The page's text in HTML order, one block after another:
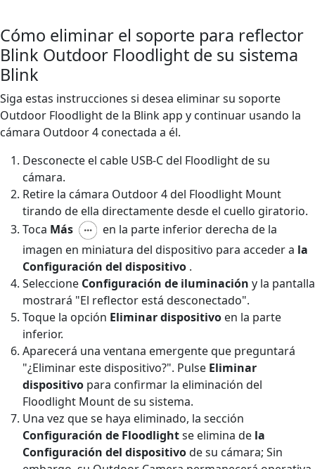
Cómo eliminar el soporte para reflector
Blink Outdoor Floodlight de su sistema
Blink
Siga estas instrucciones si desea eliminar su soporte
Outdoor Floodlight de la Blink app y continuar usando la
cámara Outdoor 4 conectada a él.
Desconecte el cable USB-C del Floodlight de su
cámara.
Retire la cámara Outdoor 4 del Floodlight Mount
tirando de ella directamente desde el cuello giratorio.
Toca Más
en la parte inferior derecha de la
imagen en miniatura del dispositivo para acceder a la
Configuración del dispositivo .
Seleccione Configuración de iluminación y la pantalla
mostrará "El reflector está desconectado".
Toque la opción Eliminar dispositivo en la parte
inferior.
Aparecerá una ventana emergente que preguntará
"¿Eliminar este dispositivo?". Pulse Eliminar
dispositivo para confirmar la eliminación del
Floodlight Mount de su sistema.
Una vez que se haya eliminado, la sección
Configuración de Floodlightse elimina de la
Configuración del dispositivode su cámara; Sin